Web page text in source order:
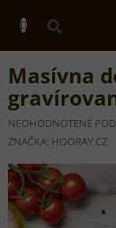
obsah
Masívna
PRIEMERNÉ
HODNOTENIE
PRODUKTU
JE
0,0
Z
5
HVIEZDIČIEK.
NEOHODNOTENÉ
ZNAČKA: HOORAY.CZ